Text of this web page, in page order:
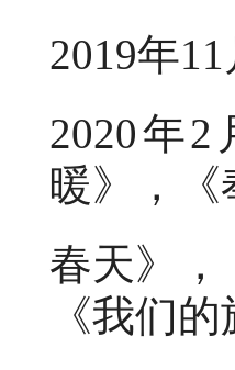
2019年
2020年
暖》，
春天》
《我们